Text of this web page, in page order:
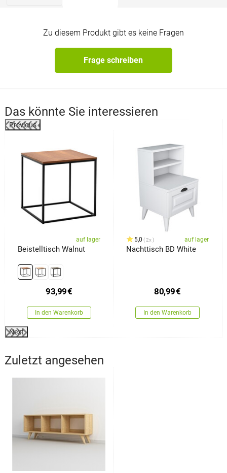
Zu diesem Produkt gibt es keine Fragen
Frage schreiben
Das könnte Sie interessieren
Previous
auf lager
Beistelltisch Walnut
93,99€
In den Warenkorb
5,0 2x auf lager
Nachttisch BD White
80,99€
In den Warenkorb
Next
Zuletzt angesehen